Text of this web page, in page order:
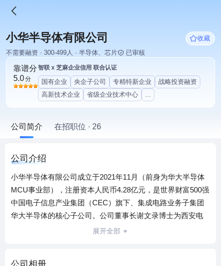
小华半导体有限公司
收藏
不需要融资 · 300-499人 · 半导体、芯片
已审核
靠谱分
5.0分
智联 x 芝麻企业信用 联合认证
国有企业 央企子公司 专精特新企业
战略投资融资
高新技术企业
省级企业技术中心 ...
公司简介 在招职位 · 26
公司介绍
小华半导体有限公司成立于2021年11月（前身为华大半导体
MCU事业部），注册资本人民币4.28亿元，是世界财富500强
中国电子信息产业集团（CEC）旗下、集成电路业务子集团
华大半导体的核心子公司。公司董事长谢文录博士为西安电
子科技大学工学博士、复旦大学微电子学院博士后，为上海
展开全部
公司相册